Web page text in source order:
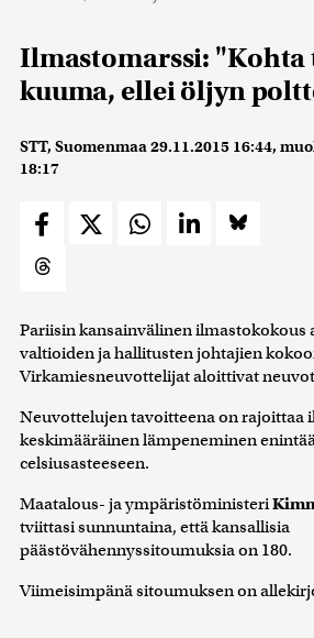
Ilmastomarssi: "Kohta
kuuma, ellei öljyn
STT, Suomenmaa29.11.2015 16:44,
18:17
Pariisin kansainvälinen ilmastokokous
valtioiden ja hallitusten johtajien
Virkamiesneuvottelijat aloittivat
Neuvottelujen tavoitteena on rajoittaa
keskimääräinen lämpeneminen
celsiusasteeseen.
Maatalous- ja ympäristöministeri
tviittasi sunnuntaina, että kansallisia
päästövähennyssitoumuksia on 180.
Viimeisimpänä sitoumuksen on